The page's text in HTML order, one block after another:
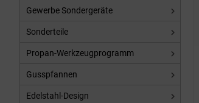
Gewerbe Sondergeräte
Sonderteile
Propan-Werkzeugprogramm
Gusspfannen
Edelstahl-Design